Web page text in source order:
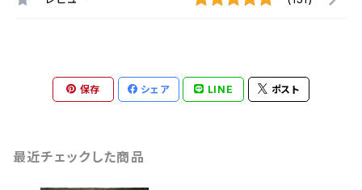
保存 シェア LINE ポスト
最近チェックした商品